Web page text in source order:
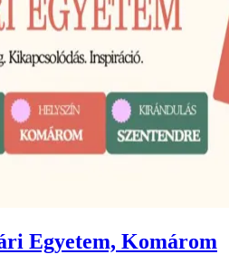
Egyetem, Komárom